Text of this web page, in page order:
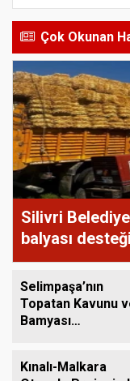
Çok Okunan
Silivri
balyası desteği
Selimpaşa’nın
Topatan Kavunu
Bamyası
Kınalı-Malkara